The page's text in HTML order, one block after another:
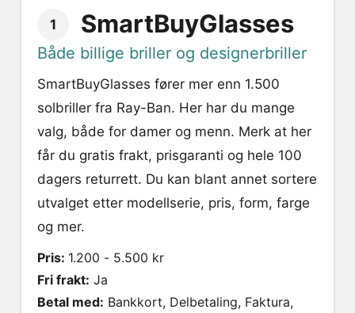
1 SmartBuyGlasses
Både billige briller og designerbriller
SmartBuyGlasses fører mer enn 1.500
solbriller fra Ray-Ban. Her har du mange
valg, både for damer og menn. Merk at her
får du gratis frakt, prisgaranti og hele 100
dagers returrett. Du kan blant annet sortere
utvalget etter modellserie, pris, form, farge
og mer.
Pris: 1.200 - 5.500 kr
Fri frakt: Ja
Betal med: